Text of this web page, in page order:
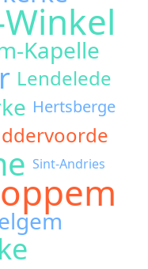
Kapelle
Lendelede
Hertsberge
Sint-Andries